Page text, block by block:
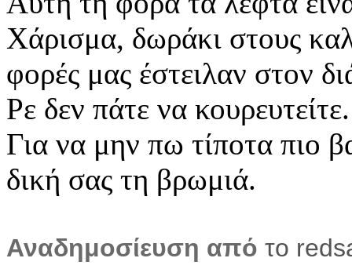
Χάρισμα, δωράκι στους
φορές μας έστειλαν στον
Ρε δεν πάτε να κουρευτείτε.
Για να μην πω τίποτα πιο
δική σας τη βρωμιά.
Αναδημοσίευση από το